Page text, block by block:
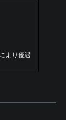
より優遇